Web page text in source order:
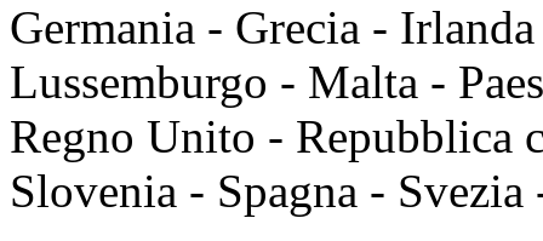
Germania - Grecia -
Lussemburgo - Malta -
Regno Unito - Repubblica
Slovenia - Spagna -